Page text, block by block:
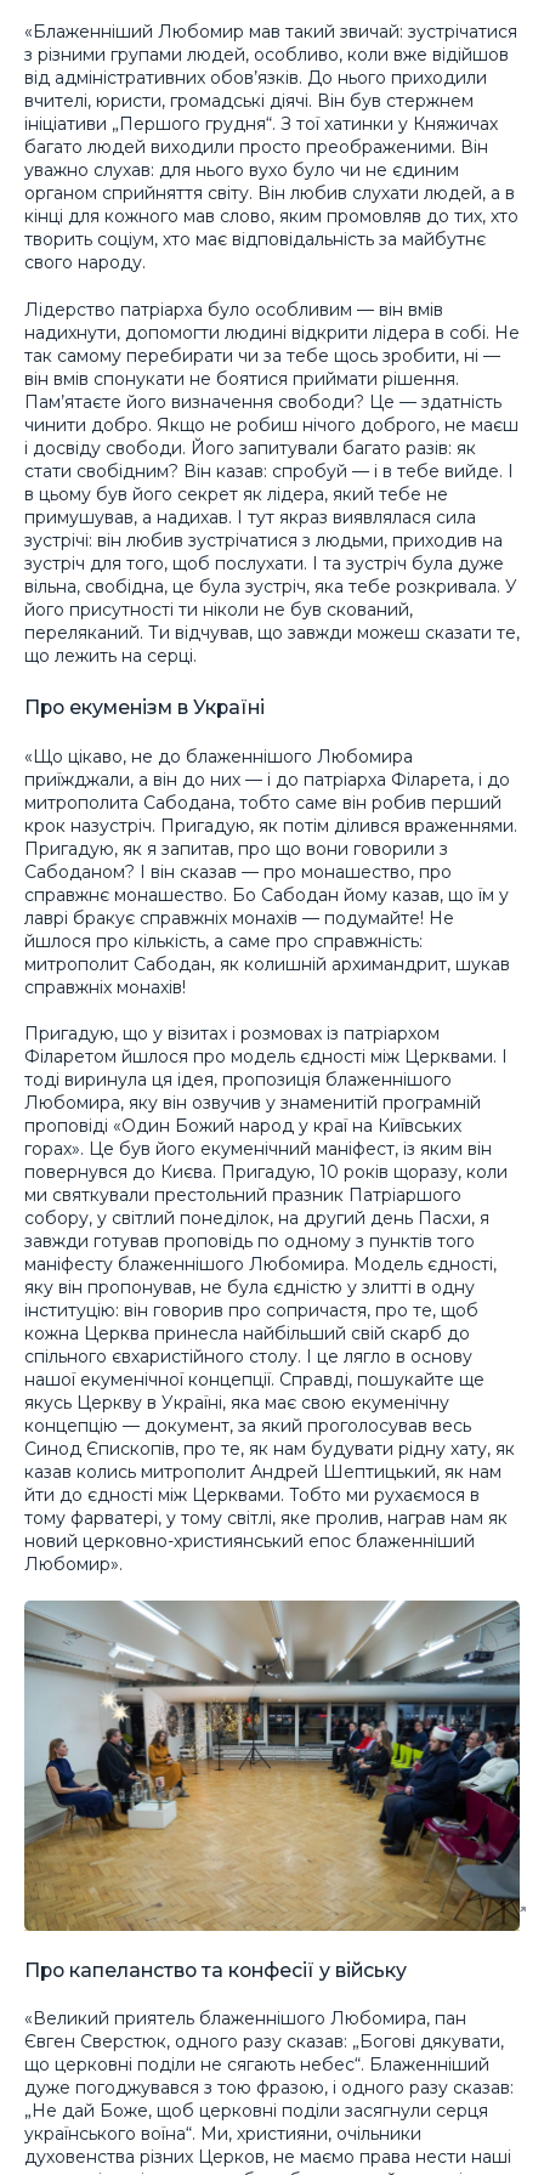
«Блаженніший Любомир мав такий звичай: зустрічатися
з різними групами людей, особливо, коли вже відійшов
від адміністративних обов’язків. До нього приходили
вчителі, юристи, громадські діячі. Він був стержнем
ініціативи „Першого грудня“. З тої хатинки у Княжичах
багато людей виходили просто преображеними. Він
уважно слухав: для нього вухо було чи не єдиним
органом сприйняття світу. Він любив слухати людей, а в
кінці для кожного мав слово, яким промовляв до тих, хто
творить соціум, хто має відповідальність за майбутнє
свого народу.
Лідерство патріарха було особливим — він вмів
надихнути, допомогти людині відкрити лідера в собі. Не
так самому перебирати чи за тебе щось зробити, ні —
він вмів спонукати не боятися приймати рішення.
Пам’ятаєте його визначення свободи? Це — здатність
чинити добро. Якщо не робиш нічого доброго, не маєш
і досвіду свободи. Його запитували багато разів: як
стати свобідним? Він казав: спробуй — і в тебе вийде. І
в цьому був його секрет як лідера, який тебе не
примушував, а надихав. І тут якраз виявлялася сила
зустрічі: він любив зустрічатися з людьми, приходив на
зустріч для того, щоб послухати. І та зустріч була дуже
вільна, свобідна, це була зустріч, яка тебе розкривала. У
його присутності ти ніколи не був скований,
переляканий. Ти відчував, що завжди можеш сказати те,
що лежить на серці.
Про екуменізм в Україні
«Що цікаво, не до блаженнішого Любомира
приїжджали, а він до них — і до патріарха Філарета, і до
митрополита Сабодана, тобто саме він робив перший
крок назустріч. Пригадую, як потім ділився враженнями.
Пригадую, як я запитав, про що вони говорили з
Сабоданом? І він сказав — про монашество, про
справжнє монашество. Бо Сабодан йому казав, що їм у
лаврі бракує справжніх монахів — подумайте! Не
йшлося про кількість, а саме про справжність:
митрополит Сабодан, як колишній архимандрит, шукав
справжніх монахів!
Пригадую, що у візитах і розмовах із патріархом
Філаретом йшлося про модель єдності між Церквами. І
тоді виринула ця ідея, пропозиція блаженнішого
Любомира, яку він озвучив у знаменитій програмній
проповіді «Один Божий народ у краї на Київських
горах». Це був його екуменічний маніфест, із яким він
повернувся до Києва. Пригадую, 10 років щоразу, коли
ми святкували престольний празник Патріаршого
собору, у світлий понеділок, на другий день Пасхи, я
завжди готував проповідь по одному з пунктів того
маніфесту блаженнішого Любомира. Модель єдності,
яку він пропонував, не була єдністю у злитті в одну
інституцію: він говорив про сопричастя, про те, щоб
кожна Церква принесла найбільший свій скарб до
спільного євхаристійного столу. І це лягло в основу
нашої екуменічної концепції. Справді, пошукайте ще
якусь Церкву в Україні, яка має свою екуменічну
концепцію — документ, за який проголосував весь
Синод Єпископів, про те, як нам будувати рідну хату, як
казав колись митрополит Андрей Шептицький, як нам
йти до єдності між Церквами. Тобто ми рухаємося в
тому фарватері, у тому світлі, яке пролив, награв нам як
новий церковно-християнський епос блаженніший
Любомир».
Про капеланство та конфесії у війську
«Великий приятель блаженнішого Любомира, пан
Євген Сверстюк, одного разу сказав: „Богові дякувати,
що церковні поділи не сягають небес“. Блаженніший
дуже погоджувався з тою фразою, і одного разу сказав:
„Не дай Боже, щоб церковні поділи засягнули серця
українського воїна“. Ми, християни, очільники
духовенства різних Церков, не маємо права нести наші